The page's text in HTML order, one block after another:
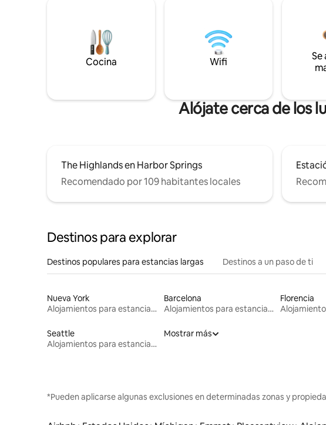
Cocina Wifi
Se
Alójate cerca de los
The Highlands en Harbor Springs
Recomendado por 109 habitantes locales
Destinos para explorar
Destinos populares para estancias largas Destinos a un paso de ti
Nueva York
Alojamientos para estancias largas
Barcelona
Alojamientos para estancias largas
Florencia
Seattle
Alojamientos para estancias largas
Mostrar más
*Pueden aplicarse algunas exclusiones en determinadas zonas y